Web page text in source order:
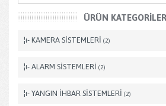
ÜRÜN
¦ı- KAMERA SİSTEMLERİ (2)
¦ı- ALARM SİSTEMLERİ (2)
¦ı- YANGIN İHBAR SİSTEMLERİ (2)